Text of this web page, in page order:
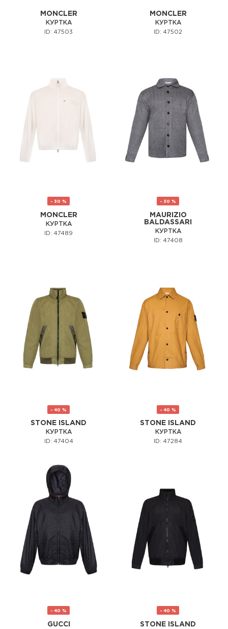
MONCLER
КУРТКА
ID: 47503
MONCLER
КУРТКА
ID: 47502
- 30 %
MONCLER
КУРТКА
ID: 47489
- 30 %
MAURIZIO
BALDASSARI
КУРТКА
ID: 47408
- 40 %
STONE ISLAND
КУРТКА
ID: 47404
- 40 %
STONE ISLAND
КУРТКА
ID: 47284
- 40 %
GUCCI
- 40 %
STONE ISLAND